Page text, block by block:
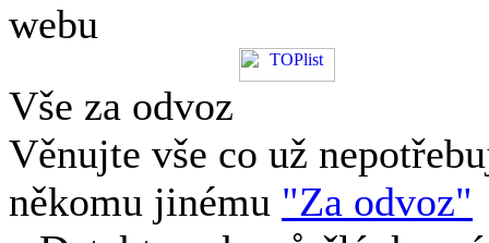
webu
Vše za odvoz
Věnujte vše co už
někomu jinému "Za odvoz"